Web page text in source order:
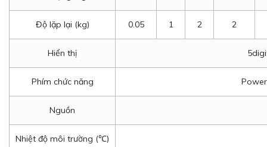
Độ lặp lại (kg) 0.05 1 2 2
Hiển thị
Phím chức năng
Nguồn
Nhiệt độ môi trường (℃)